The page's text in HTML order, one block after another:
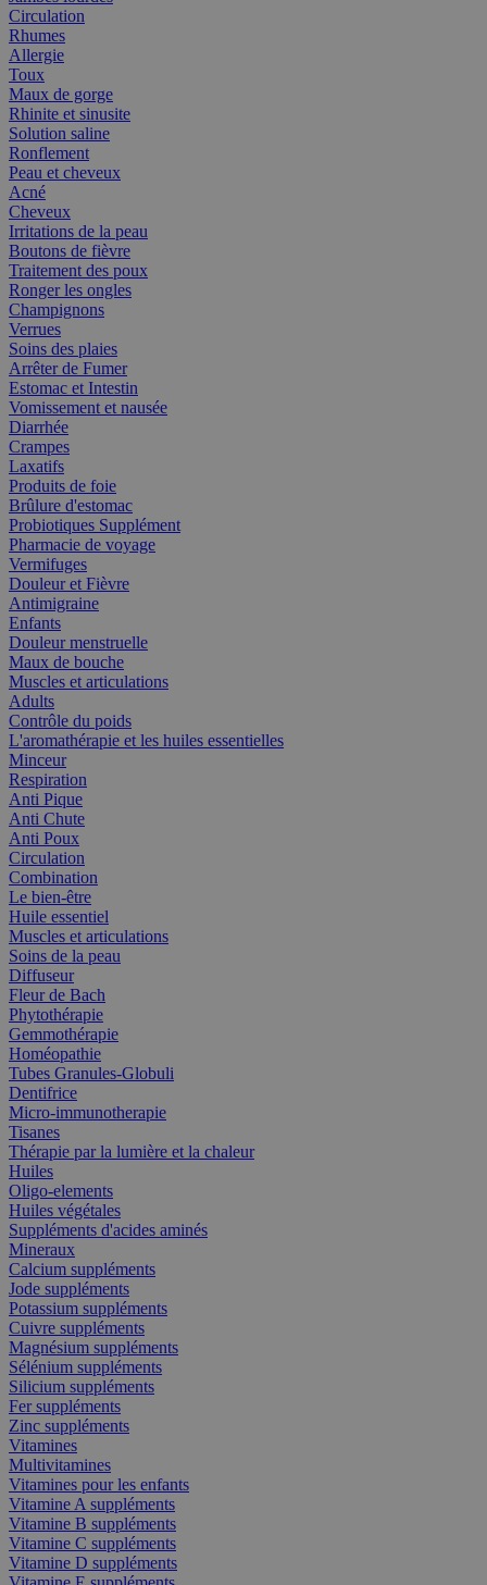
Circulation
Rhumes
Allergie
Toux
Maux de gorge
Rhinite et sinusite
Solution saline
Ronflement
Peau et cheveux
Acné
Cheveux
Irritations de la peau
Boutons de fièvre
Traitement des poux
Ronger les ongles
Champignons
Verrues
Soins des plaies
Arrêter de Fumer
Estomac et Intestin
Vomissement et nausée
Diarrhée
Crampes
Laxatifs
Produits de foie
Brûlure d'estomac
Probiotiques Supplément
Pharmacie de voyage
Vermifuges
Douleur et Fièvre
Antimigraine
Enfants
Douleur menstruelle
Maux de bouche
Muscles et articulations
Adults
Contrôle du poids
L'aromathérapie et les huiles essentielles
Minceur
Respiration
Anti Pique
Anti Chute
Anti Poux
Circulation
Combination
Le bien-être
Huile essentiel
Muscles et articulations
Soins de la peau
Diffuseur
Fleur de Bach
Phytothérapie
Gemmothérapie
Homéopathie
Tubes Granules-Globuli
Dentifrice
Micro-immunotherapie
Tisanes
Thérapie par la lumière et la chaleur
Huiles
Oligo-elements
Huiles végétales
Suppléments d'acides aminés
Mineraux
Calcium suppléments
Jode suppléments
Potassium suppléments
Cuivre suppléments
Magnésium suppléments
Sélénium suppléments
Silicium suppléments
Fer suppléments
Zinc suppléments
Vitamines
Multivitamines
Vitamines pour les enfants
Vitamine A suppléments
Vitamine B suppléments
Vitamine C suppléments
Vitamine D suppléments